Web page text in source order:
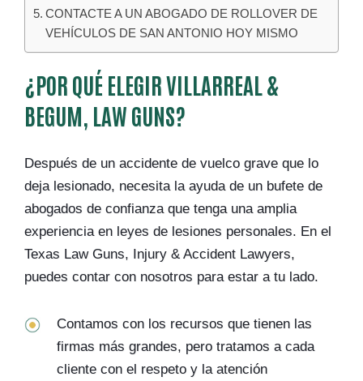
CONTACTE A UN ABOGADO DE ROLLOVER DE
VEHÍCULOS DE SAN ANTONIO HOY MISMO
¿POR QUÉ ELEGIR VILLARREAL &
BEGUM, LAW GUNS?
Después de un accidente de vuelco grave que lo
deja lesionado, necesita la ayuda de un bufete de
abogados de confianza que tenga una amplia
experiencia en leyes de lesiones personales. En el
Texas Law Guns, Injury & Accident Lawyers,
puedes contar con nosotros para estar a tu lado.
Contamos con los recursos que tienen las
firmas más grandes, pero tratamos a cada
cliente con el respeto y la atención